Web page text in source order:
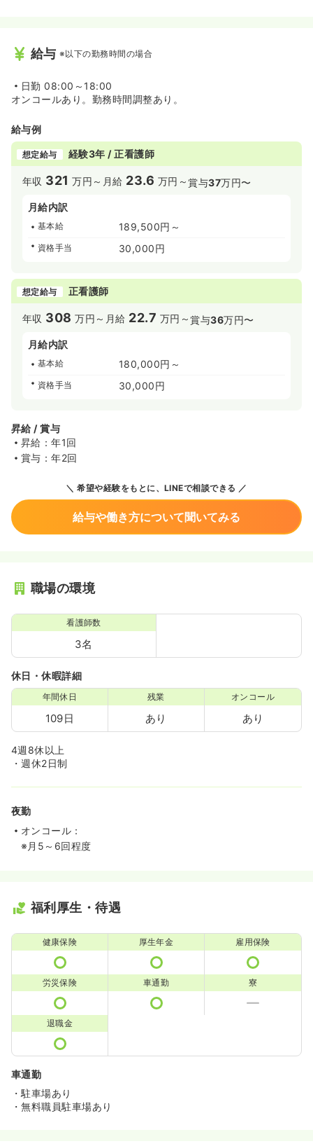
給与 ※以下の勤務時間の場合
日勤 08:00～18:00
オンコールあり。勤務時間調整あり。
給与例
想定給与 経験3年 / 正看護師
年収 321 万円～ 月給 23.6 万円～賞与37万円〜
月給内訳
基本給 189,500円～
資格手当 30,000円
想定給与 正看護師
年収 308 万円～ 月給 22.7 万円～賞与36万円〜
月給内訳
基本給 180,000円～
資格手当 30,000円
昇給 / 賞与
昇給：年1回
賞与：年2回
希望や経験をもとに、LINEで相談できる
給与や働き方について聞いてみる
職場の環境
看護師数
3名
休日・休暇詳細
年間休日
109日
残業
あり
オンコール
あり
4週8休以上
・週休2日制
夜勤
オンコール：
※月5～6回程度
福利厚生・待遇
健康保険 厚生年金 雇用保険
労災保険 車通勤 寮
退職金
車通勤
・駐車場あり
・無料職員駐車場あり